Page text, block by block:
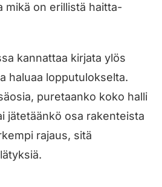
mikä on erillistä haitta-
kannattaa kirjata ylös
haluaa lopputulokselta.
puretaanko koko halli
jätetäänkö osa rakenteista
rajaus, sitä